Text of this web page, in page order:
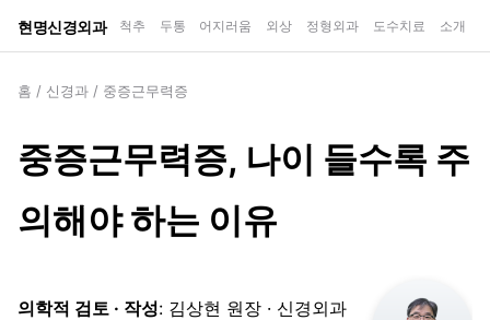
현명신경외과 척추 두통 어지러움 외상 정형외과 도수치료 소개
홈 / 신경과 / 중증근무력증
중증근무력증, 나이 들수록 주
의해야 하는 이유
의학적 검토 · 작성: 김상현 원장 · 신경외과